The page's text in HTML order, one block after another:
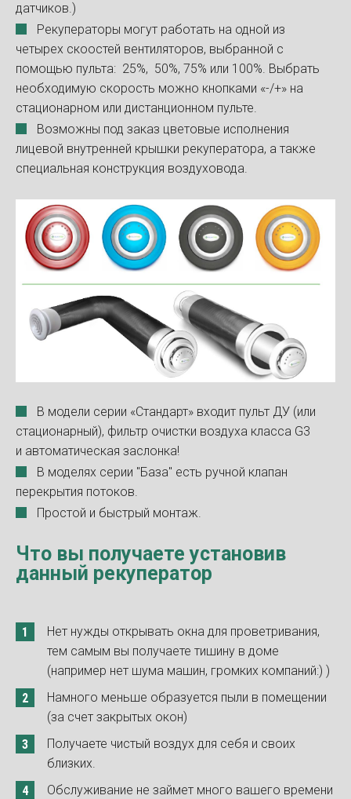
датчиков.)
Рекуператоры могут работать на одной из
четырех скоостей вентиляторов, выбранной с
помощью пульта: 25%, 50%, 75% или 100%. Выбрать
необходимую скорость можно кнопками «-/+» на
стационарном или дистанционном пульте.
Возможны под заказ цветовые исполнения
лицевой внутренней крышки рекуператора, а также
специальная конструкция воздуховода.
В модели серии «Стандарт» входит пульт ДУ (или
стационарный), фильтр очистки воздуха класса G3
и автоматическая заслонка!
В моделях серии "База" есть ручной клапан
перекрытия потоков.
Простой и быстрый монтаж.
Что вы получаете установив
данный рекуператор
Нет нужды открывать окна для проветривания,
тем самым вы получаете тишину в доме
(например нет шума машин, громких компаний:) )
Намного меньше образуется пыли в помещении
(за счет закрытых окон)
Получаете чистый воздух для себя и своих
близких.
Обслуживание не займет много вашего времени